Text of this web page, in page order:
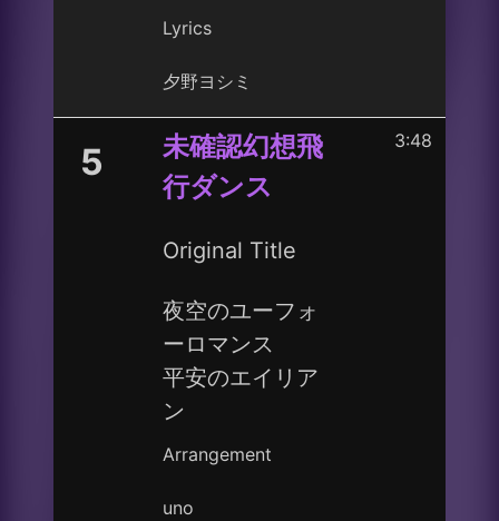
Lyrics
夕野ヨシミ
5
未確認幻想飛
行ダンス
Original Title
夜空のユーフォ
ーロマンス
平安のエイリア
ン
Arrangement
uno
3:48